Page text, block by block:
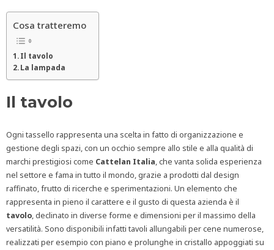
Cosa tratteremo
Il tavolo
La lampada
Il tavolo
Ogni tassello rappresenta una scelta in fatto di organizzazione e
gestione degli spazi, con un occhio sempre allo stile e alla qualità di
marchi prestigiosi come Cattelan Italia, che vanta solida esperienza
nel settore e fama in tutto il mondo, grazie a prodotti dal design
raffinato, frutto di ricerche e sperimentazioni. Un elemento che
rappresenta in pieno il carattere e il gusto di questa azienda è il
tavolo, declinato in diverse forme e dimensioni per il massimo della
versatilità. Sono disponibili infatti tavoli allungabili per cene numerose,
realizzati per esempio con piano e prolunghe in cristallo appoggiati su